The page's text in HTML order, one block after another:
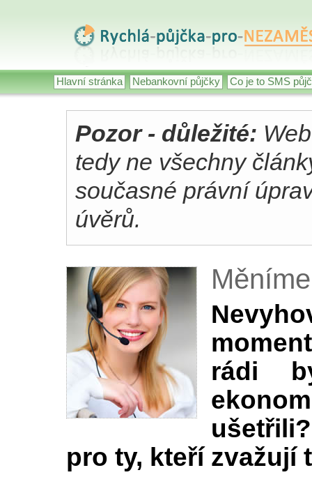
Hlavní stránka Nebankovní půjčky Co je to SMS
Pozor - důležité:
tedy ne všechny
současné právní
úvěrů.
rádi
pro ty, kteří zvažují